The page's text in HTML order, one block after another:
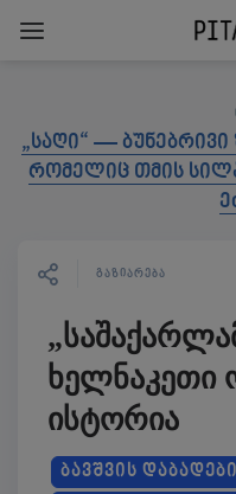
„საღი“ —
რომელიც თმის
ᲒᲐᲖᲘᲐᲠᲔᲑᲐ
ხელნაკეთი
ისტორია
ᲑᲐᲕᲨᲕᲘᲡ